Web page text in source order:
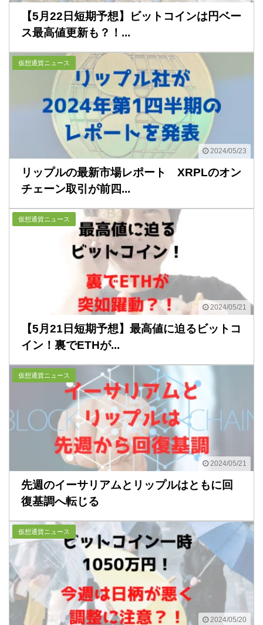
【5月22日短期予想】ビットコインは円ベー
ス最高値更新も？！...
2024/05/23
仮想通貨ニュース
リップルの最新市場レポート XRPLのオン
チェーン取引が前四...
2024/05/21
仮想通貨ニュース
【5月21日短期予想】最高値に迫るビットコ
イン！裏でETHが...
2024/05/21
仮想通貨ニュース
先週のイーサリアムとリップルはともに回
復基調へ転じる
2024/05/20
仮想通貨ニュース